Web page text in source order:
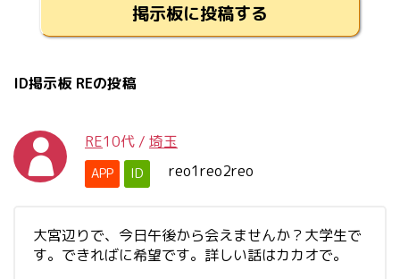
掲示板に投稿する
ID掲示板 REの投稿
RE10代 / 埼玉
APP ID reo1reo2reo
大宮辺りで、今日午後から会えませんか？大学生で
す。できればに希望です。詳しい話はカカオで。